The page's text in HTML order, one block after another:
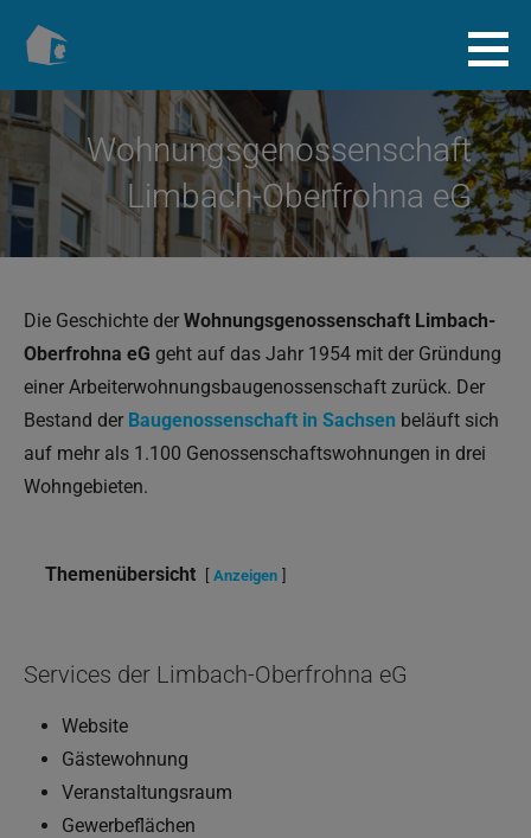
Inhalt
Baugenossenschaft.info
Wohnungsgenossenschaft
Limbach-Oberfrohna eG
Die Geschichte der Wohnungsgenossenschaft Limbach-
Oberfrohna eG geht auf das Jahr 1954 mit der Gründung
einer Arbeiterwohnungsbaugenossenschaft zurück. Der
Bestand der Baugenossenschaft in Sachsen beläuft sich
auf mehr als 1.100 Genossenschaftswohnungen in drei
Wohngebieten.
Themenübersicht Anzeigen
Services der Limbach-Oberfrohna eG
Website
Gästewohnung
Veranstaltungsraum
Gewerbeflächen